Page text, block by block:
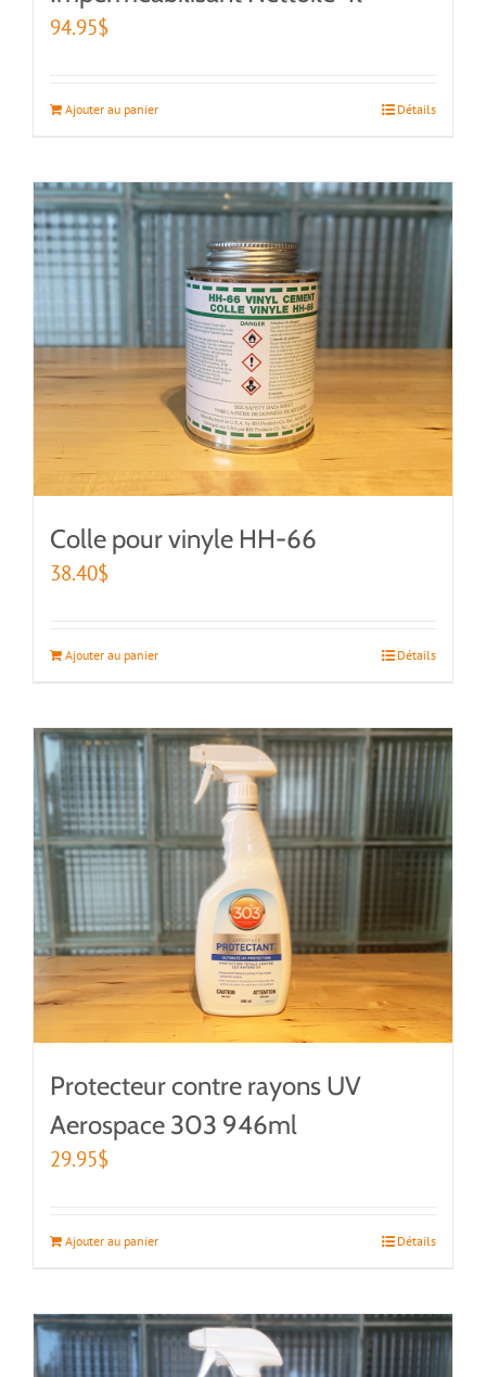
94.95$
Ajouter au panier Détails
Colle pour vinyle HH-66
38.40$
Ajouter au panier Détails
Protecteur contre rayons UV
Aerospace 303 946ml
29.95$
Ajouter au panier Détails